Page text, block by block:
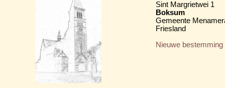
Sint Margrietwei 1
Boksum
Gemeente
Friesland
Nieuwe bestemming